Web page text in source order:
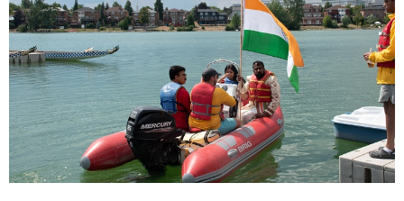
TOURS & TRAVEL
GREETINGS
CLASSIFIEDS
OBITUARY